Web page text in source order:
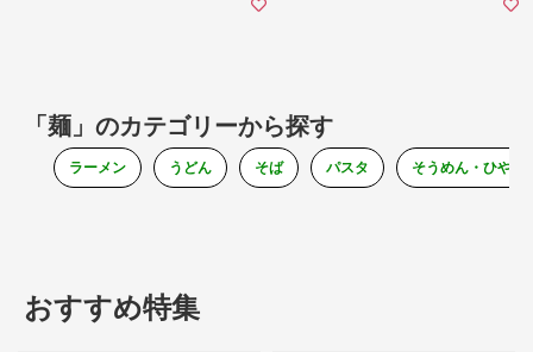
「麺」のカテゴリーから探す
ラーメン うどん そば パスタ そうめん・ひやむ
おすすめ特集